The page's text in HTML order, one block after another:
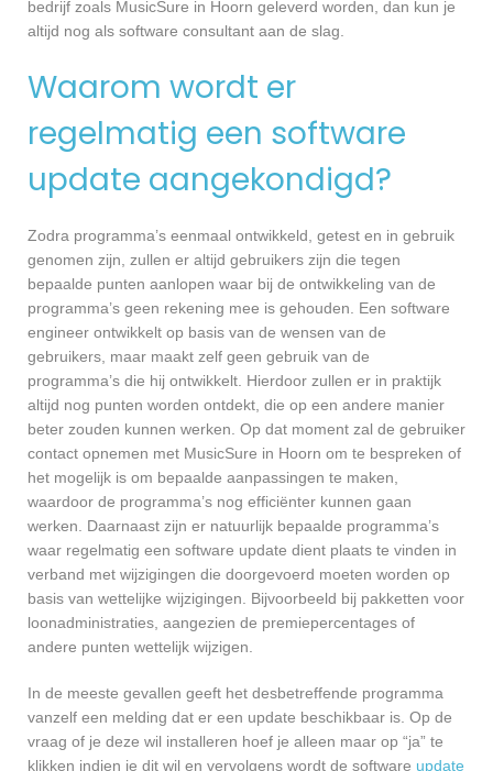
bedrijf zoals MusicSure in Hoorn geleverd worden, dan kun je
altijd nog als software consultant aan de slag.
Waarom wordt er
regelmatig een software
update aangekondigd?
Zodra programma’s eenmaal ontwikkeld, getest en in gebruik
genomen zijn, zullen er altijd gebruikers zijn die tegen
bepaalde punten aanlopen waar bij de ontwikkeling van de
programma’s geen rekening mee is gehouden. Een software
engineer ontwikkelt op basis van de wensen van de
gebruikers, maar maakt zelf geen gebruik van de
programma’s die hij ontwikkelt. Hierdoor zullen er in praktijk
altijd nog punten worden ontdekt, die op een andere manier
beter zouden kunnen werken. Op dat moment zal de gebruiker
contact opnemen met MusicSure in Hoorn om te bespreken of
het mogelijk is om bepaalde aanpassingen te maken,
waardoor de programma’s nog efficiënter kunnen gaan
werken. Daarnaast zijn er natuurlijk bepaalde programma’s
waar regelmatig een software update dient plaats te vinden in
verband met wijzigingen die doorgevoerd moeten worden op
basis van wettelijke wijzigingen. Bijvoorbeeld bij pakketten voor
loonadministraties, aangezien de premiepercentages of
andere punten wettelijk wijzigen.
In de meeste gevallen geeft het desbetreffende programma
vanzelf een melding dat er een update beschikbaar is. Op de
vraag of je deze wil installeren hoef je alleen maar op “ja” te
klikken indien je dit wil en vervolgens wordt de software update